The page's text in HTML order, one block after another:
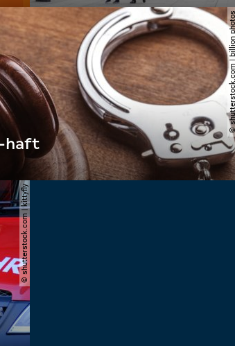
©
haft
© shutterstock.com | kittyfly